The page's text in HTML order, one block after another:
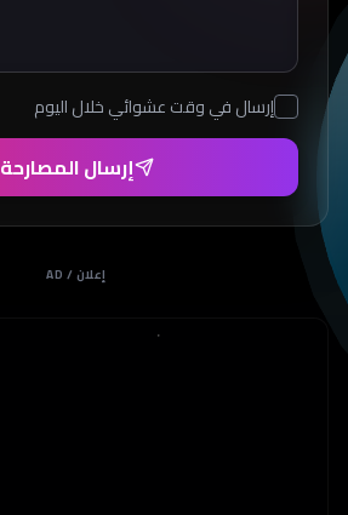
إرسال في وقت عشوائي خلال اليوم
إرسال المصارحة
إعلان / AD